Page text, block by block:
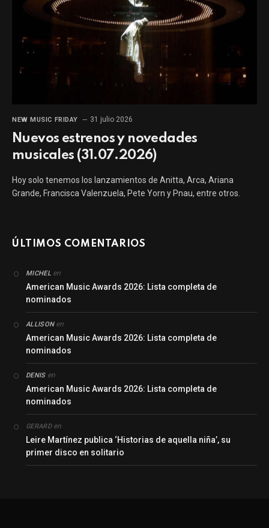
NEW MUSIC FRIDAY 31 julio 2026
Nuevos estrenos y novedades
musicales (31.07.2026)
Hoy solo tenemos los lanzamientos de Anitta, Arca, Ariana
Grande, Francisca Valenzuela, Pete Yorn y Pnau, entre otros.
ÚLTIMOS COMENTARIOS
MICHELen
American Music Awards 2026: Lista completa de
nominados
ALLISONen
American Music Awards 2026: Lista completa de
nominados
DENISen
American Music Awards 2026: Lista completa de
nominados
GERARDen
Leire Martínez publica ‘Historias de aquella niña’, su
primer disco en solitario